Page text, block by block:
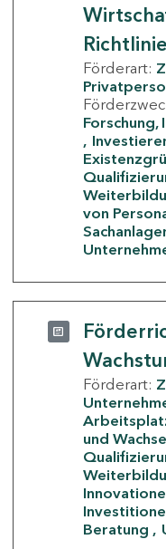
Förderart:
Forschung,
von
Förderart:
und
Beratung